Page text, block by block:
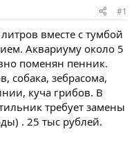
#1
вместе с тумбой
Аквариуму около 5
поменян пенник.
собака, зебрасома,
куча грибов. В
требует замены
. 25 тыс рублей.